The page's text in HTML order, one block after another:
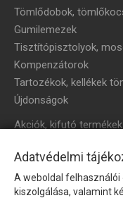
Tömlődobok,
Gumilemezek
Tisztítópisztolyok,
Kompenzátorok
Tartozékok, kellékek
Újdonságok
Akciók, kifutó termékek
HÍRLEVÉL
Íratkozzon fel
Adatvédelmi
A weboldal
kiszolgálása, valamint